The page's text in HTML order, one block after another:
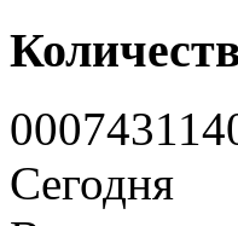
000743114
Сегодня